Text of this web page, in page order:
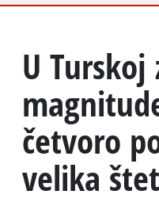
U
četvoro
velika